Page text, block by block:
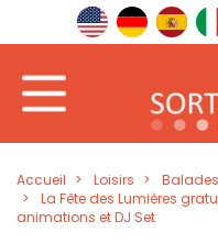
Accueil Loisirs
La Fête des Lumières
animations et DJ Set